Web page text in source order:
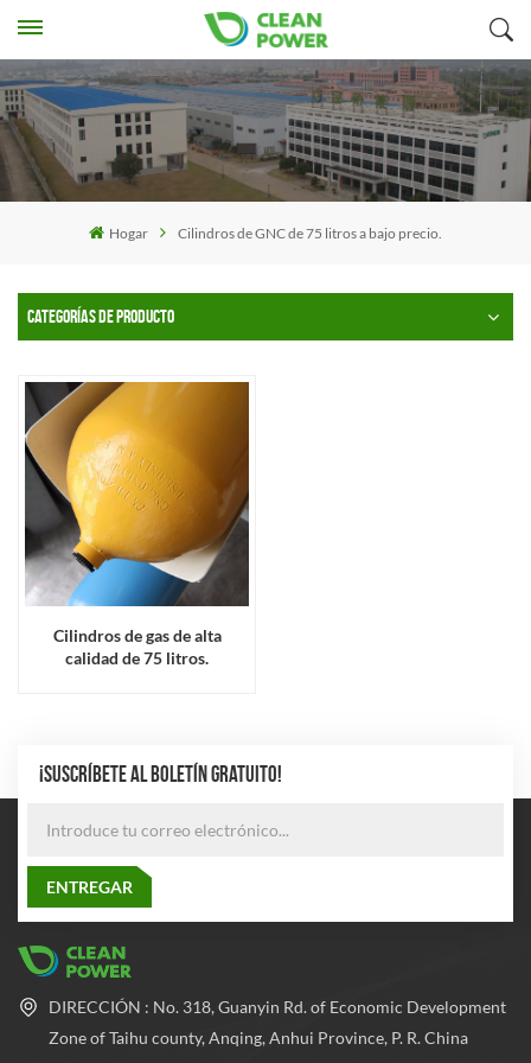
Hogar Cilindros de GNC de 75 litros a bajo precio.
CATEGORÍAS DE PRODUCTO
Cilindros de gas de alta
calidad de 75 litros.
¡SUSCRÍBETE AL BOLETÍN GRATUITO!
DIRECCIÓN : No. 318, Guanyin Rd. of Economic Development
Zone of Taihu county, Anqing, Anhui Province, P. R. China